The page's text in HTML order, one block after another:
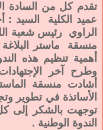
تقدم كل من السادة
عميد الكلية السيد :
الراوي رئيس شعبة
منسقة ماستر
أهمية تنظيم هذه
وطرح آخر
أشادت منسقة
الأساتذة في تطوير
توجهت بالشكر إلى
الندوة الوطنية .